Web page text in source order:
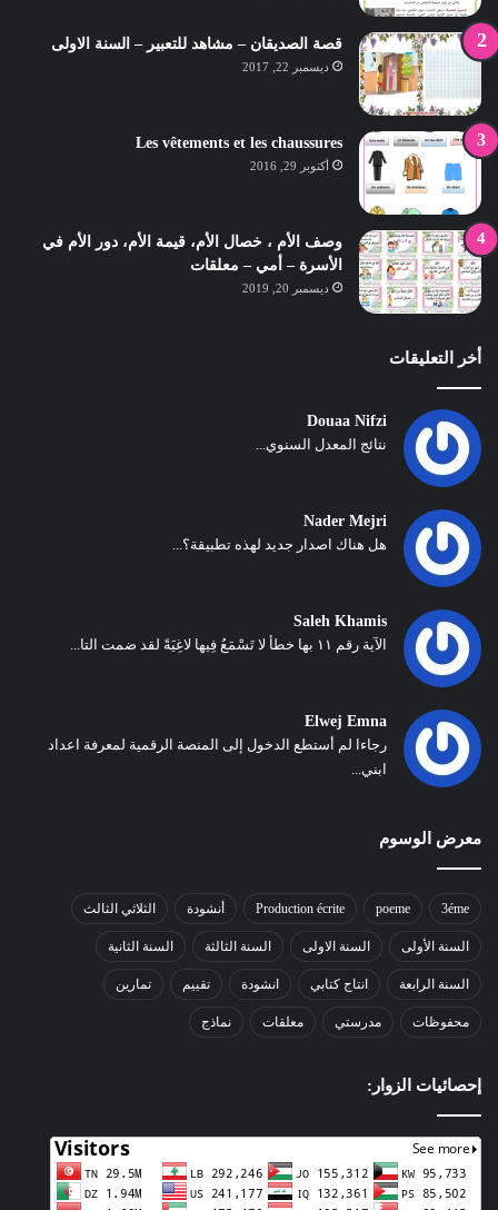
قصة الصديقان – مشاهد للتعبير – السنة الاولى
ديسمبر 22, 2017
Les vêtements et les chaussures
أكتوبر 29, 2016
وصف الأم ، خصال الأم، قيمة الأم، دور الأم في
الأسرة – أمي – معلقات
ديسمبر 20, 2019
أخر التعليقات
Douaa Nifzi
نتائج المعدل السنوي...
Nader Mejri
هل هناك اصدار جديد لهذه تطبيقة؟...
Saleh Khamis
الآية رقم ١١ بها خطأ لا تَسْمَعُ فِيها لاغِيَةً لقد ضمت التا...
Elwej Emna
رجاءا لم أستطع الدخول إلى المنصة الرقمية لمعرفة اعداد
ابني...
معرض الوسوم
3éme
poeme
Production écrite أنشودة الثلاثي الثالث
السنة الأولى السنة الاولى السنة الثالثة السنة الثانية
السنة الرابعة انتاج كتابي انشودة تقييم تمارين
محفوظات مدرستي معلقات نماذج
إحصائيات الزوار: